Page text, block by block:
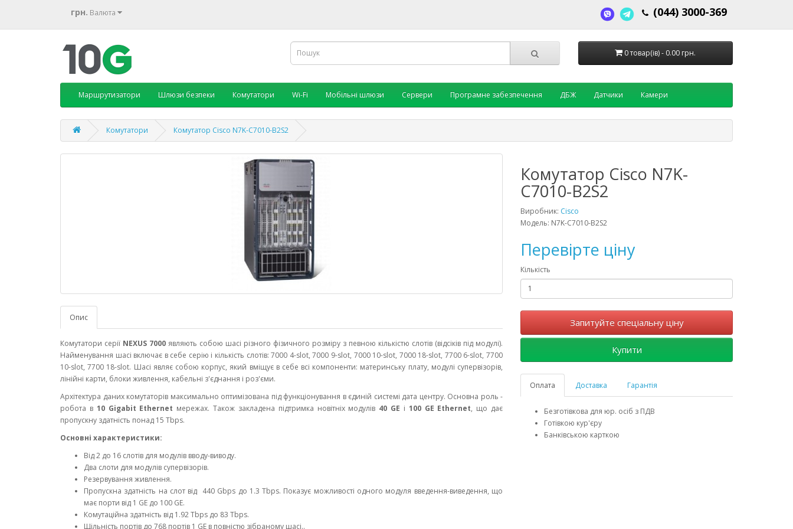
грн. Валюта (044) 3000-369
0 товар(ів) - 0.00 грн.
Маршрутизатори Шлюзи безпеки Комутатори Wi-Fi Мобільні шлюзи Сервери Програмне забезпечення ДБЖ Датчики Камери
Комутатори Комутатор Cisco N7K-C7010-B2S2
Опис
Комутатори серії NEXUS 7000 являють собою шасі різного фізичного розміру з певною кількістю слотів (відсіків під модулі).
Найменування шасі включає в себе серію і кількість слотів: 7000 4-slot, 7000 9-slot, 7000 10-slot, 7000 18-slot, 7700 6-slot, 7700
10-slot, 7700 18-slot. Шасі являє собою корпус, який вміщує в себе всі компоненти: материнську плату, модулі супервізорів,
лінійні карти, блоки живлення, кабельні з'єднання і роз'єми.
Архітектура даних комутаторів максимально оптимізована під функціонування в єдиній системі дата центру. Основна роль -
робота в 10 Gigabit Ethernet мережах. Також закладена підтримка новітніх модулів 40 GE і 100 GE Ethernet, що дає
пропускну здатність понад 15 Tbps.
Основні характеристики:
Від 2 до 16 слотів для модулів вводу-виводу.
Два слоти для модулів супервізорів.
Резервування живлення.
Пропускна здатність на слот від 440 Gbps до 1.3 Tbps. Показує можливості одного модуля введення-виведення, що
має порти від 1 GE до 100 GE.
Комутаційна здатність від 1.92 Tbps до 83 Tbps.
Щільність портів до 768 портів 1 GE в повністю зібраному шасі..
Комутатор Cisco N7K-
C7010-B2S2
Виробник: Cisco
Модель: N7K-C7010-B2S2
Перевірте ціну
Кількість
Запитуйте спеціальну ціну
Купити
Оплата Доставка Гарантія
Безготівкова для юр. осіб з ПДВ
Готівкою кур'єру
Банківською карткою